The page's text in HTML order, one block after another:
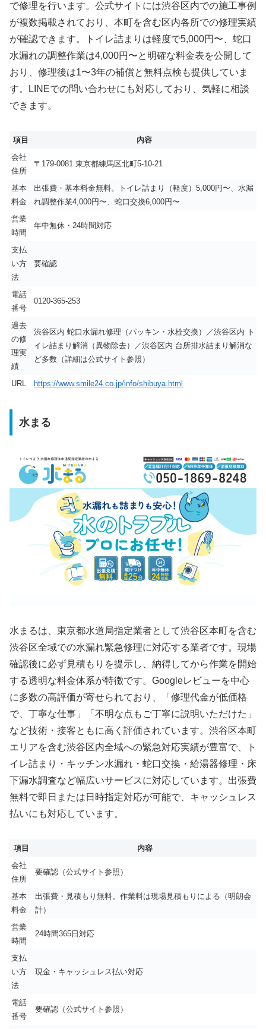
で修理を行います。公式サイトには渋谷区内での施工事例
が複数掲載されており、本町を含む区内各所での修理実績
が確認できます。トイレ詰まりは軽度で5,000円〜、蛇口
水漏れの調整作業は4,000円〜と明確な料金表を公開して
おり、修理後は1〜3年の補償と無料点検も提供していま
す。LINEでの問い合わせにも対応しており、気軽に相談
できます。
項目
内容
会社
住所
〒179-0081 東京都練馬区北町5-10-21
基本
料金
出張費・基本料金無料。トイレ詰まり（軽度）5,000円〜、水漏
れ調整作業4,000円〜、蛇口交換6,000円〜
営業
時間
年中無休・24時間対応
支払
い方
法
要確認
電話
番号
0120-365-253
過去
の修
理実
績
渋谷区内 蛇口水漏れ修理（パッキン・水栓交換）／渋谷区内 ト
イレ詰まり解消（異物除去）／渋谷区内 台所排水詰まり解消な
ど多数（詳細は公式サイト参照）
URL https://www.smile24.co.jp/info/shibuya.html
水まる
水まるは、東京都水道局指定業者として渋谷区本町を含む
渋谷区全域での水漏れ緊急修理に対応する業者です。現場
確認後に必ず見積もりを提示し、納得してから作業を開始
する透明な料金体系が特徴です。Googleレビューを中心
に多数の高評価が寄せられており、「修理代金が低価格
で、丁寧な仕事」「不明な点もご丁寧に説明いただけた」
など技術・接客ともに高く評価されています。渋谷区本町
エリアを含む渋谷区内全域への緊急対応実績が豊富で、ト
イレ詰まり・キッチン水漏れ・蛇口交換・給湯器修理・床
下漏水調査など幅広いサービスに対応しています。出張費
無料で即日または日時指定対応が可能で、キャッシュレス
払いにも対応しています。
項目
内容
会社
住所
要確認（公式サイト参照）
基本
料金
出張費・見積もり無料。作業料は現場見積もりによる（明朗会
計）
営業
時間
24時間365日対応
支払
い方
法
現金・キャッシュレス払い対応
電話
番号
要確認（公式サイト参照）